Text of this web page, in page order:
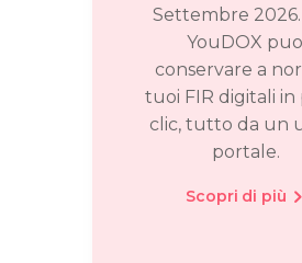
Settembre 2026.
YouDOX
conservare a
tuoi FIR digitali in
clic, tutto da un
portale.
Scopri di più